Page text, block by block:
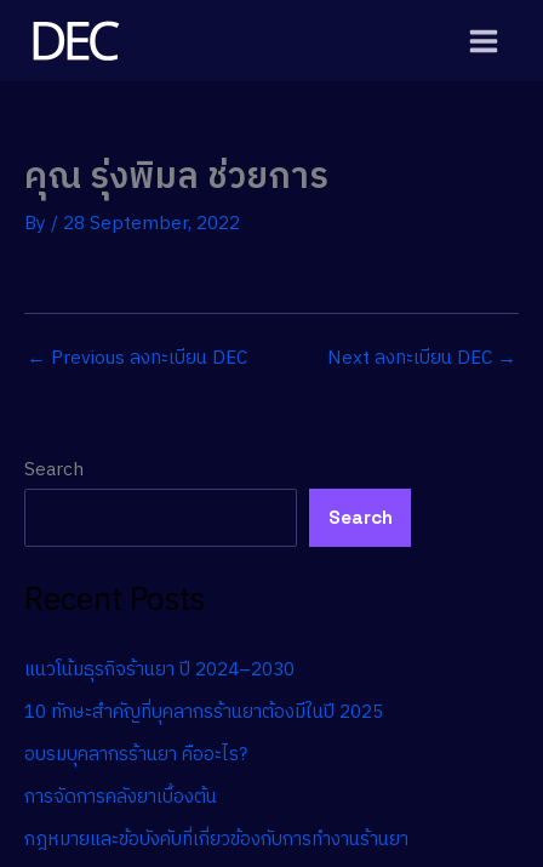
Skip
คุณ รุ่งพิมล ช่วยการ
By / 28 September, 2022
← Previous ลงทะเบียน DEC Next ลงทะเบียน DEC →
Search
Search
Recent Posts
แนวโน้มธุรกิจร้านยา ปี 2024–2030
10 ทักษะสำคัญที่บุคลากรร้านยาต้องมีในปี 2025
อบรมบุคลากรร้านยา คืออะไร?
การจัดการคลังยาเบื้องต้น
กฎหมายและข้อบังคับที่เกี่ยวข้องกับการทำงานร้านยา